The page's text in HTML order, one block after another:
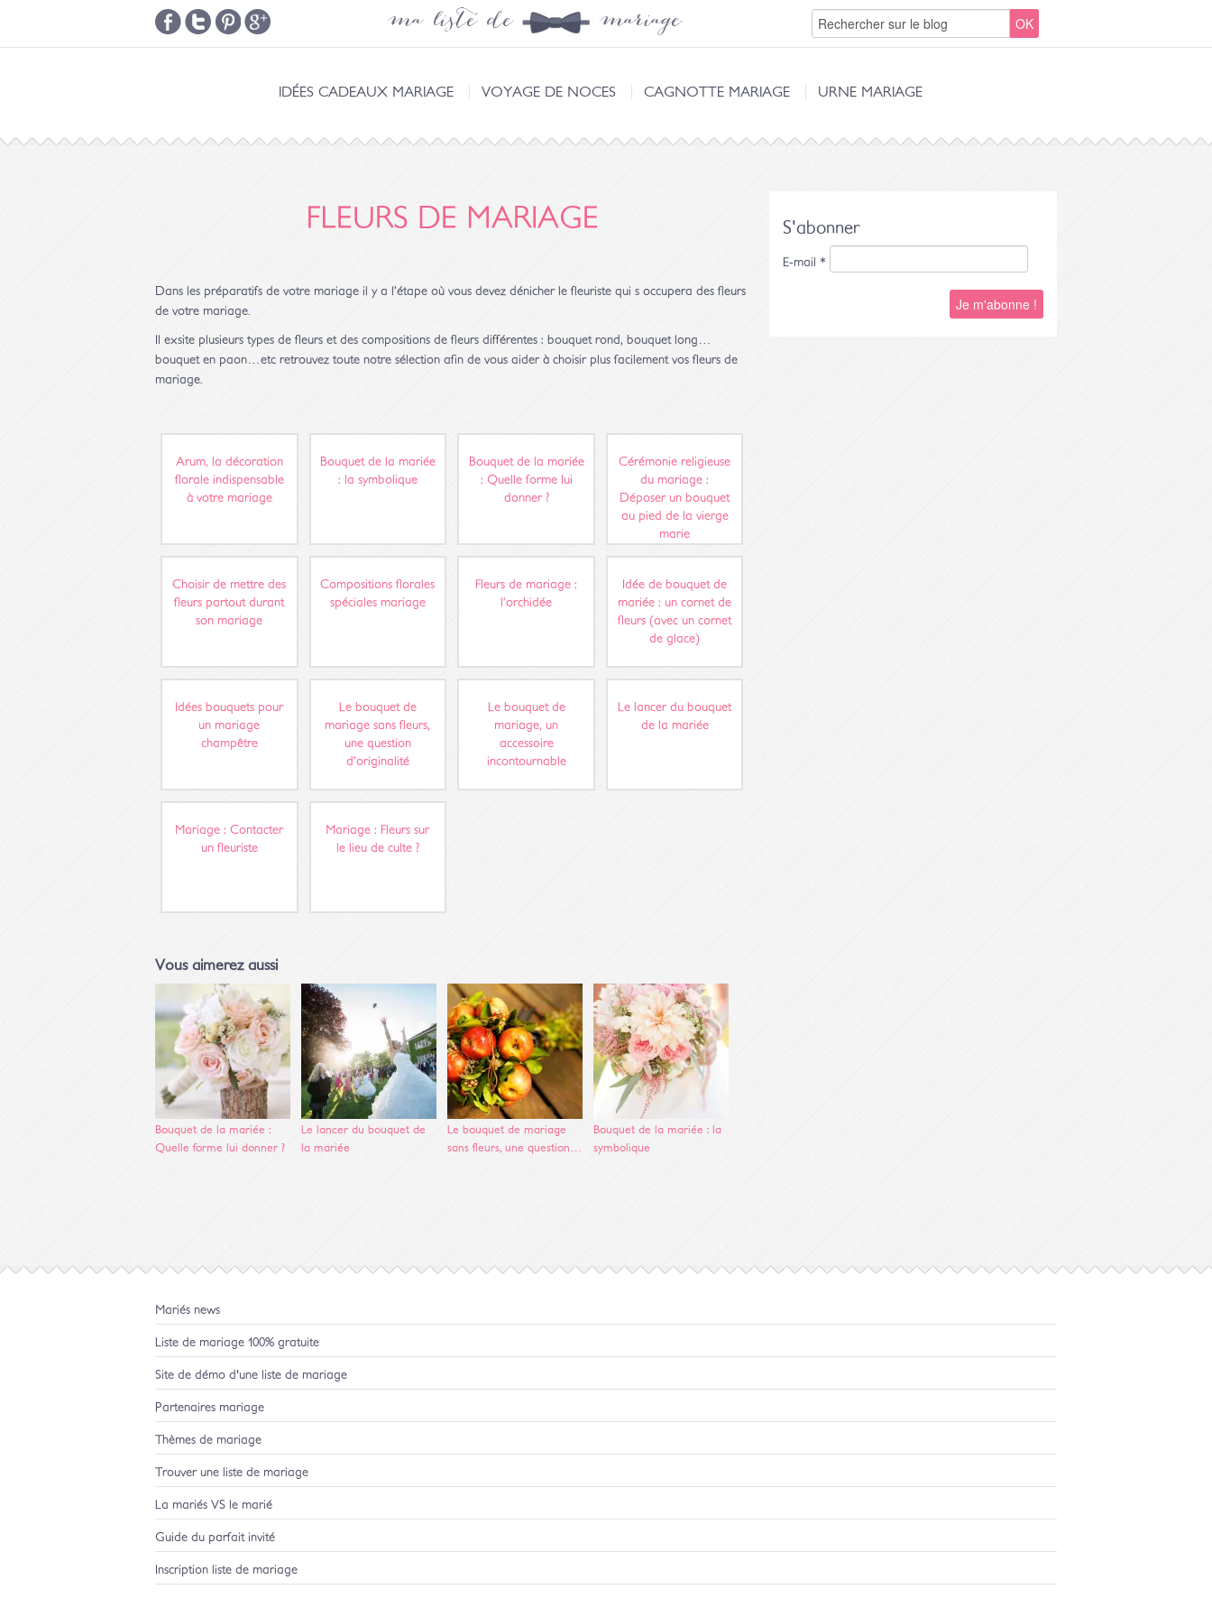
ma liste de mariage
IDÉES CADEAUX MARIAGE VOYAGE DE NOCES CAGNOTTE MARIAGE URNE MARIAGE
FLEURS DE MARIAGE
Dans les préparatifs de votre mariage il y a l’étape où vous devez dénicher le fleuriste qui s occupera des fleurs
de votre mariage.
Il exsite plusieurs types de fleurs et des compositions de fleurs différentes : bouquet rond, bouquet long…
bouquet en paon…etc retrouvez toute notre sélection afin de vous aider à choisir plus facilement vos fleurs de
mariage.
Arum, la décoration
florale indispensable
à votre mariage
Bouquet de la mariée
: la symbolique
Bouquet de la mariée
: Quelle forme lui
donner ?
Cérémonie religieuse
du mariage :
Déposer un bouquet
au pied de la vierge
marie
Choisir de mettre des
fleurs partout durant
son mariage
Compositions florales
spéciales mariage
Fleurs de mariage :
l’orchidée
Idée de bouquet de
mariée : un cornet de
fleurs (avec un cornet
de glace)
Idées bouquets pour
un mariage
champêtre
Le bouquet de
mariage sans fleurs,
une question
d’originalité
Le bouquet de
mariage, un
accessoire
incontournable
Le lancer du bouquet
de la mariée
Mariage : Contacter
un fleuriste
Mariage : Fleurs sur
le lieu de culte ?
Vous aimerez aussi
Bouquet de la mariée :
Quelle forme lui donner ?
Le lancer du bouquet de
la mariée
Le bouquet de mariage
sans fleurs, une question…
Bouquet de la mariée : la
symbolique
S'abonner
E-mail *
Mariés news
Liste de mariage 100% gratuite
Site de démo d'une liste de mariage
Partenaires mariage
Thèmes de mariage
Trouver une liste de mariage
La mariés VS le marié
Guide du parfait invité
Inscription liste de mariage